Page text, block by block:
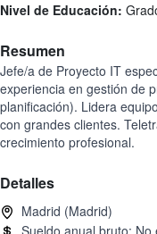
Nivel de Educación:
Resumen
Jefe/a de Proyecto IT
experiencia en gestión de
planificación). Lidera
con grandes clientes.
crecimiento profesional.
Detalles